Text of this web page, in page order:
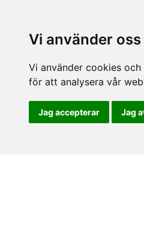
Vi använder
Vi använder cookies
för att analysera vår
Jag accepterar Jag